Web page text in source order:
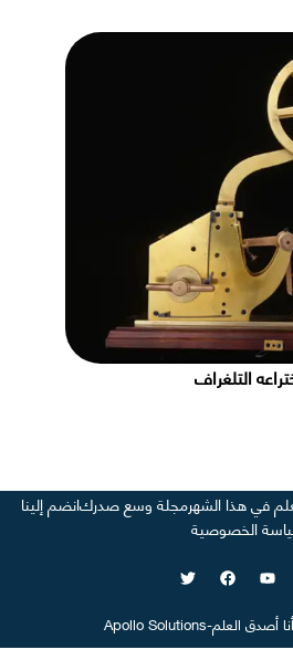
التلغراف
في هذا الشهرمجلة وسع صدركانضم إلينا
الخصوصية
أنا أصدق العلم-
Apollo Solutions